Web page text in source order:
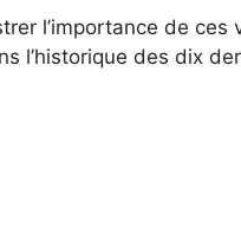
l’importance de ces
l’historique des dix